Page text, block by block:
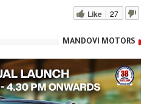
Like 27
MANDOVI MOTORS